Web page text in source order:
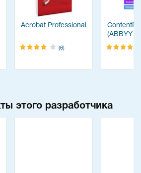
Acrobat Professional
(6)
(ABBYY
этого разработчика